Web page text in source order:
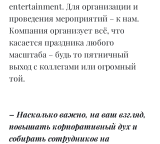
entertainment. Для организации и
проведения мероприятий – к нам.
Компания организует всё, что
касается праздника любого
масштаба – будь то пятничный
выход с коллегами или огромный
той.
– Насколько важно, на ваш взгляд,
повышать корпоративный дух и
собирать сотрудников на